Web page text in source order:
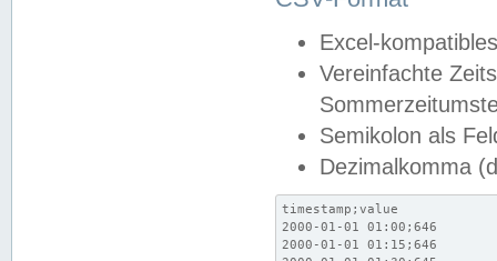
Excel-
Vereinfachte
Semikolon als
Dezimalkomma
timestamp;value
2000-01-01 01:00;646
2000-01-01 01:15;646